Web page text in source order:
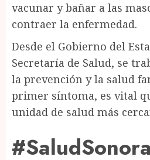
vacunar y bañar a las
contraer la enfermedad.
Desde el Gobierno del
Secretaría de Salud, se
la prevención y la salud
primer síntoma, es vital
unidad de salud más
#SaludSonora